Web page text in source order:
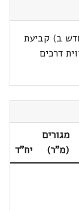
ב) קביעת
דרכים
מגורים
(מ"ר)
יח"ד